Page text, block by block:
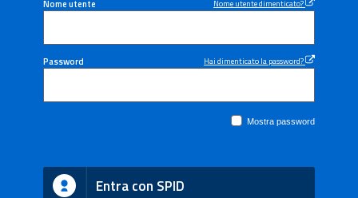
Nome utente Nome utente dimenticato?
Password Hai dimenticato la password?
Mostra password
Entra con SPID